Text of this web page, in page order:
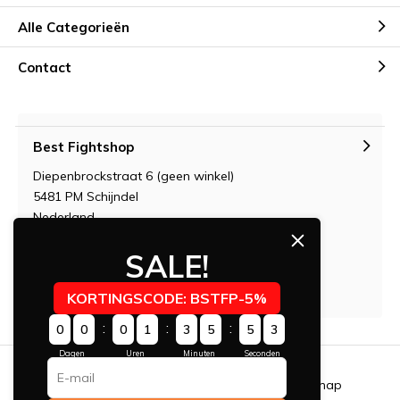
Alle Categorieën
Contact
Best Fightshop
Diepenbrockstraat 6 (geen winkel)
5481 PM Schijndel
Nederland
BTW: NL1817525b01 / NL001688628B90
IBAN: A.B.N NL06 ABNA 0546 3754 56
Algemene voorwaarden Sitemap
SALE!
KORTINGSCODE: BSTFP-5%
0 0
Dagen
: 0 1
Uren
: 3 5
Minuten
: 5 3
Seconden